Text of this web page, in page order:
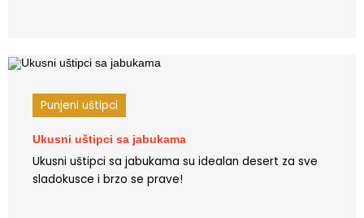
Punjeni uštipci
Ukusni uštipci sa jabukama
Ukusni uštipci sa jabukama su idealan desert za sve
sladokusce i brzo se prave!